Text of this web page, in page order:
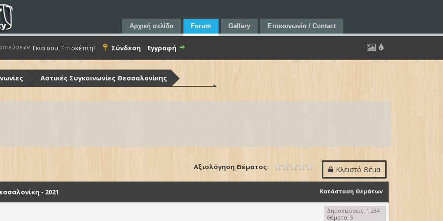
Αρχική σελίδα Forum Gallery Επικοινωνία / Contact
Γεια σου, Επισκέπτη! Σύνδεση Εγγραφή
Αστικές Συγκοινωνίες Θεσσαλονίκης
(Ο.Α.Σ.Θ.)
Κλειστό Θέμα
Αξιολόγηση Θέματος:
Κατάσταση Θεμάτων
- 2021
Δημοσιεύσεις: 1.234
Θέματα: 5